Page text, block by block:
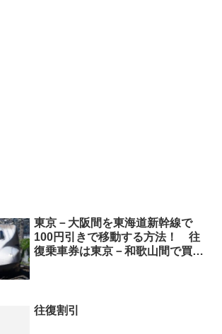
東京－大阪間を東海道新幹線で
100円引きで移動する方法！ 往
復乗車券は東京－和歌山間で買お
往復割引